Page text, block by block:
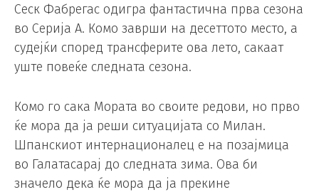
Сеск Фабрегас одигра фантастична прва сезона
во Серија А. Комо заврши на десеттото место, а
судејќи според трансферите ова лето, сакаат
уште повеќе следната сезона.
Комо го сака Мората во своите редови, но прво
ќе мора да ја реши ситуацијата со Милан.
Шпанскиот интернационалец е на позајмица
во Галатасарај до следната зима. Ова би
значело дека ќе мора да ја прекине